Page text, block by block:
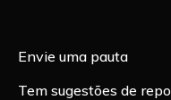
Envie uma pauta
Tem sugestões de